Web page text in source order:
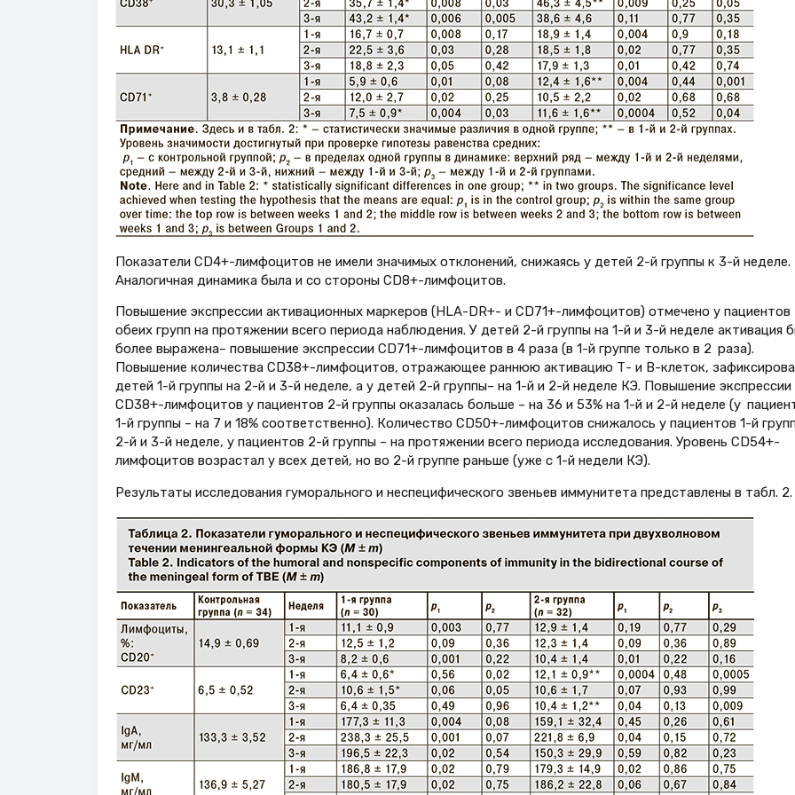
Показатели CD4+-лимфоцитов не имели значимых отклонений, снижаясь у детей 2-й группы к 3-й неделе.
Аналогичная динамика была и со стороны CD8+-лимфоцитов.
Повышение экспрессии активационных маркеров (HLA-DR+- и CD71+-лимфоцитов) отмечено у пациентов
обеих групп на протяжении всего периода наблюдения. У детей 2-й группы на 1-й и 3-й неделе активация
более выражена– повышение экспрессии CD71+-лимфоцитов в 4 раза (в 1-й группе только в 2 раза).
Повышение количества CD38+-лимфоцитов, отражающее раннюю активацию Т- и В-клеток,
детей 1-й группы на 2-й и 3-й неделе, а у детей 2-й группы– на 1-й и 2-й неделе КЭ. Повышение экспрессии
CD38+-лимфоцитов у пациентов 2-й группы оказалась больше – на 36 и 53% на 1-й и 2-й неделе (у
1-й группы – на 7 и 18% соответственно). Количество CD50+-лимфоцитов снижалось у пациентов 1-й
2-й и 3-й неделе, у пациентов 2-й группы – на протяжении всего периода исследования. Уровень CD54+-
лимфоцитов возрастал у всех детей, но во 2-й группе раньше (уже с 1-й недели КЭ).
Результаты исследования гуморального и неспецифического звеньев иммунитета представлены в табл. 2.